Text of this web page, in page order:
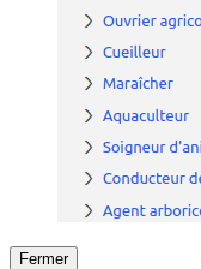
Fermer